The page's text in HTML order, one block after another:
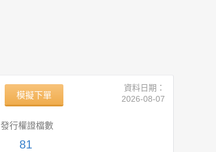
模擬下單
資料日期：
2026-08-07
發行權證檔數
81